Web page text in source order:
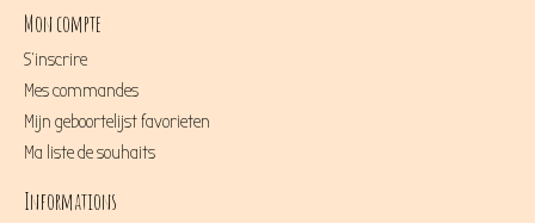
Mon compte
S'inscrire
Mes commandes
Mijn geboortelijst favorieten
Ma liste de souhaits
Informations